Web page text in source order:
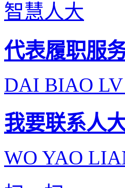
智慧人大
代表履职服
DAI BIAO
我要联系人
WO YAO